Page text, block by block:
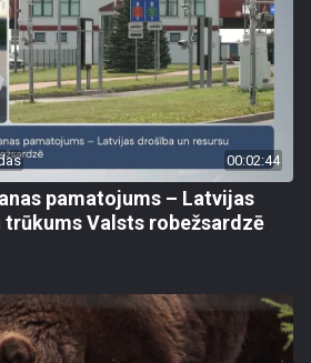
00:02:44
pamatojums – Latvijas
trūkums Valsts robežsardzē